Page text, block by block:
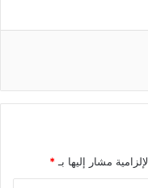
مشار إليها بـ *